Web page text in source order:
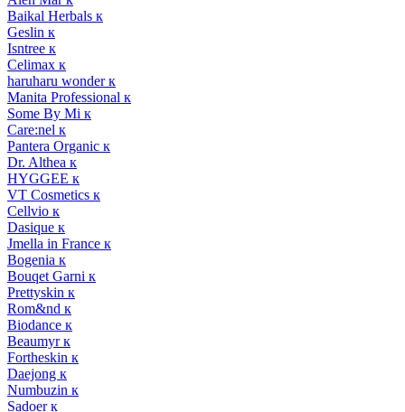
Baikal Herbals к
Geslin к
Isntree к
Celimax к
haruharu wonder к
Manita Professional к
Some By Mi к
Care:nel к
Pantera Organic к
Dr. Althea к
HYGGEE к
VT Cosmetics к
Cellvio к
Dasique к
Jmella in France к
Bogenia к
Bouqet Garni к
Prettyskin к
Rom&nd к
Biodance к
Beaumyr к
Fortheskin к
Daejong к
Numbuzin к
Sadoer к